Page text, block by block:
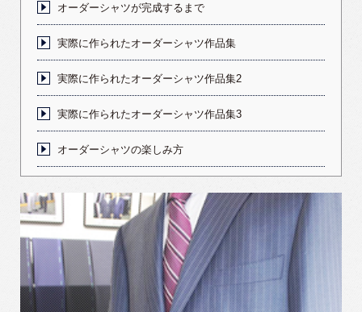
オーダーシャツが完成するまで
実際に作られたオーダーシャツ作品集
実際に作られたオーダーシャツ作品集2
実際に作られたオーダーシャツ作品集3
オーダーシャツの楽しみ方